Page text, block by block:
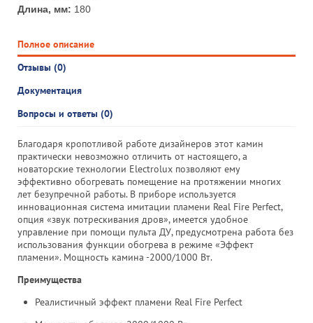
Длина, мм: 180
Полное описание
Отзывы (0)
Документация
Вопросы и ответы (0)
Благодаря кропотливой работе дизайнеров этот камин
практически невозможно отличить от настоящего, а
новаторские технологии Electrolux позволяют ему
эффективно обогревать помещение на протяжении многих
лет безупречной работы. В приборе используется
инновационная система имитации пламени Real Fire Perfect,
опция «звук потрескивания дров», имеется удобное
управление при помощи пульта ДУ, предусмотрена работа без
использования функции обогрева в режиме «Эффект
пламени». Мощность камина -2000/1000 Вт.
Преимущества
Реалистичный эффект пламени Real Fire Perfect